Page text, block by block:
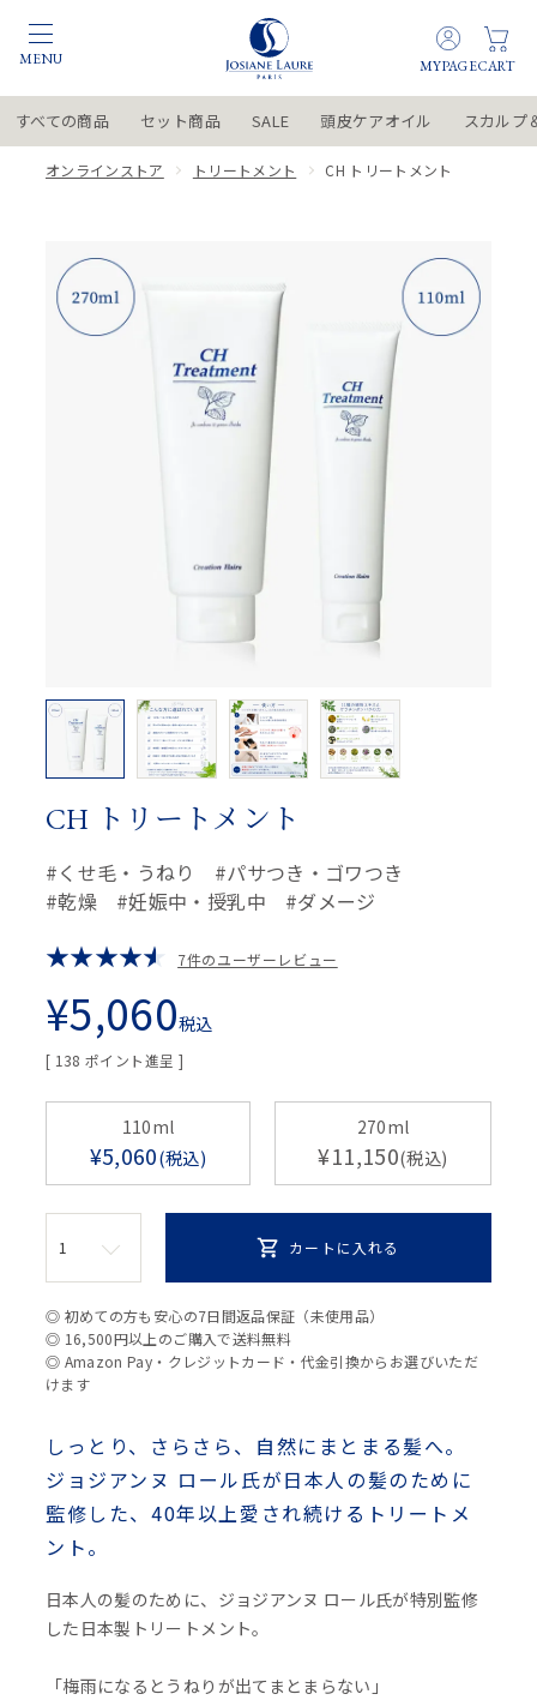
すべての商品 セット商品 SALE 頭皮ケアオイル スカルプ
オンラインストア トリートメント CH トリートメント
CH トリートメント
くせ毛・うねり
パサつき・ゴワつき
乾燥
妊娠中・授乳中 ダメージ
7件のユーザーレビュー
¥5,060税込
[ 138 ポイント進呈 ]
110ml
¥5,060 税込
270ml
¥11,150 税込
カートに入れる
◎ 初めての方も安心の7日間返品保証（未使用品）
◎ 16,500円以上のご購入で送料無料
◎ Amazon Pay・クレジットカード・代金引換からお選びいただ
けます
しっとり、さらさら、自然にまとまる髪へ。
ジョジアンヌ ロール氏が日本人の髪のために
監修した、40年以上愛され続けるトリートメ
ント。
日本人の髪のために、ジョジアンヌ ロール氏が特別監修
した日本製トリートメント。
「梅雨になるとうねりが出てまとまらない」